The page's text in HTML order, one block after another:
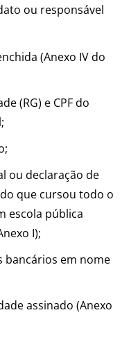
ou responsável
(Anexo IV do
(RG) e CPF do
ou declaração de
que cursou todo o
escola pública
I);
bancários em nome
assinado (Anexo